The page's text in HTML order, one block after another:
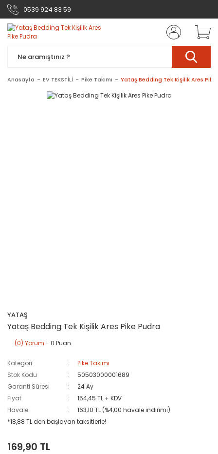
0539 924 83 59
Anasayfa EV TEKSTİLİ Pike Takımı Yataş Bedding Tek Kişilik Ares Pike
YATAŞ
Yataş Bedding Tek Kişilik Ares Pike Pudra
(0) Yorum - 0 Puan
Kategori
Pike Takımı
Stok Kodu
50503000001689
Garanti Süresi
24 Ay
Fiyat
154,45 TL + KDV
Havale
163,10 TL (%4,00 havale indirimi)
*18,88 TL den başlayan taksitlerle!
169,90 TL